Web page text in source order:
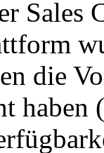
Sales
die